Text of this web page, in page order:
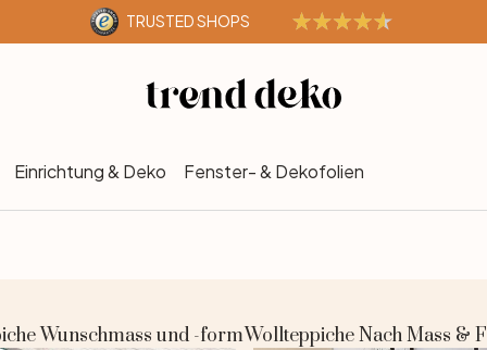
TRUSTED SHOPS
Einrichtung & Deko Fenster- & Dekofolien
Wunschmass und -formWollteppicheNach Mass &